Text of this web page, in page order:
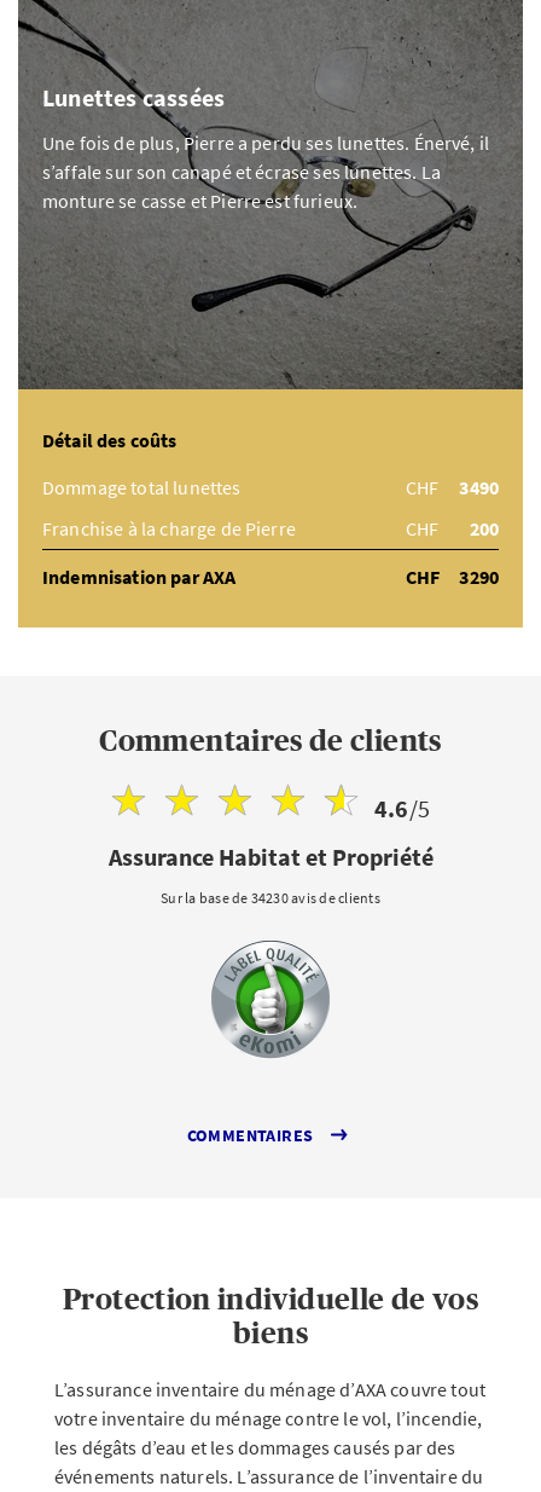
Lunettes cassées
Une fois de plus, Pierre a perdu ses lunettes. Énervé, il
s’affale sur son canapé et écrase ses lunettes. La
monture se casse et Pierre est furieux.
Détail des coûts
Dommage total lunettes
CHF
3490
Franchise à la charge de Pierre
CHF
200
Indemnisation par AXA
CHF 3290
Commentaires de clients
4.6/5
Assurance Habitat et Propriété
Sur la base de 34230 avis de clients
COMMENTAIRES
Protection individuelle de vos
biens
L’assurance inventaire du ménage d’AXA couvre tout
votre inventaire du ménage contre le vol, l’incendie,
les dégâts d’eau et les dommages causés par des
événements naturels. L’assurance de l’inventaire du